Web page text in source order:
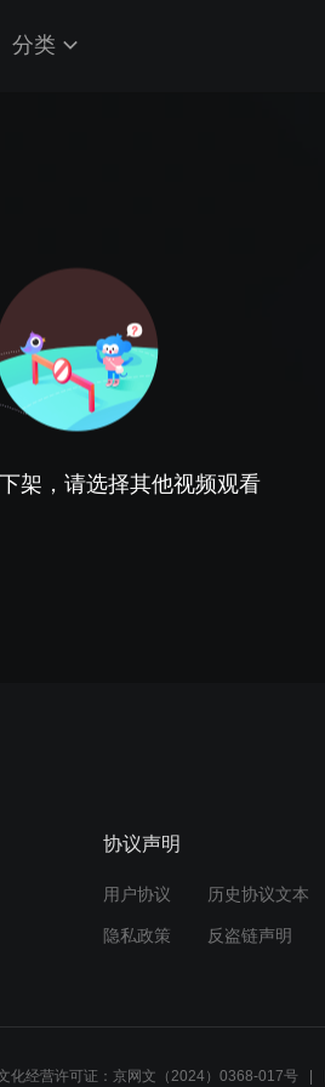
分类
架，请选择其他视频观看
协议声明
用户协议 历史协议文本
隐私政策 反盗链声明
化经营许可证：京网文（2024）0368-017号